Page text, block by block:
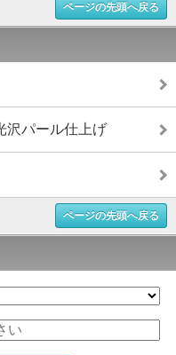
ページの先頭へ戻る
沢パール仕上げ
ページの先頭へ戻る